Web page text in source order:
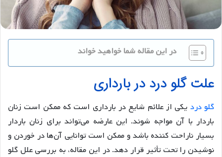
در این مقاله شما خواهید خواند
علت گلو درد در بارداری
گلو درد یکی از علائم شایع در بارداری است که ممکن است زنان
باردار با آن مواجه شوند. این عارضه می‌تواند برای زنان باردار
بسیار ناراحت کننده باشد و ممکن است توانایی آن‌ها در خوردن و
نوشیدن را تحت تأثیر قرار دهد. در این مقاله، به بررسی علل گلو